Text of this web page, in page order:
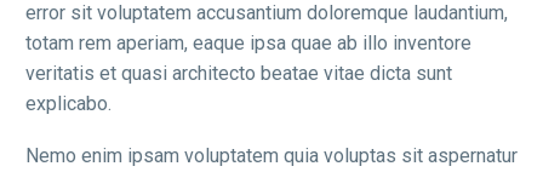
error sit voluptatem accusantium doloremque laudantium,
totam rem aperiam, eaque ipsa quae ab illo inventore
veritatis et quasi architecto beatae vitae dicta sunt
explicabo.
Nemo enim ipsam voluptatem quia voluptas sit aspernatur